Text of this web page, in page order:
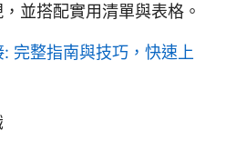
並搭配實用清單與表格。
完整指南與技巧，快速上